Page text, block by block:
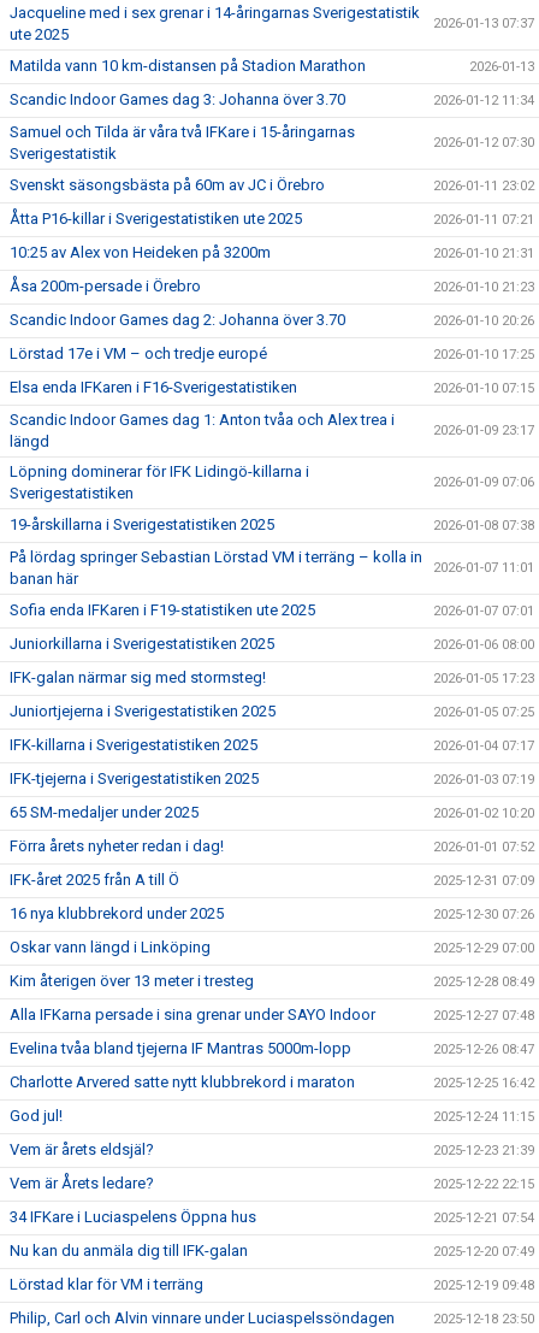
Jacqueline med i sex grenar i 14-åringarnas Sverigestatistik
ute 2025
2026-01-13 07:37
Matilda vann 10 km-distansen på Stadion Marathon 2026-01-13
Scandic Indoor Games dag 3: Johanna över 3.70 2026-01-12 11:34
Samuel och Tilda är våra två IFKare i 15-åringarnas
Sverigestatistik
2026-01-12 07:30
Svenskt säsongsbästa på 60m av JC i Örebro 2026-01-11 23:02
Åtta P16-killar i Sverigestatistiken ute 2025 2026-01-11 07:21
10:25 av Alex von Heideken på 3200m 2026-01-10 21:31
Åsa 200m-persade i Örebro 2026-01-10 21:23
Scandic Indoor Games dag 2: Johanna över 3.70 2026-01-10 20:26
Lörstad 17e i VM – och tredje europé 2026-01-10 17:25
Elsa enda IFKaren i F16-Sverigestatistiken 2026-01-10 07:15
Scandic Indoor Games dag 1: Anton tvåa och Alex trea i
längd
2026-01-09 23:17
Löpning dominerar för IFK Lidingö-killarna i
Sverigestatistiken
2026-01-09 07:06
19-årskillarna i Sverigestatistiken 2025 2026-01-08 07:38
På lördag springer Sebastian Lörstad VM i terräng – kolla in
banan här
2026-01-07 11:01
Sofia enda IFKaren i F19-statistiken ute 2025 2026-01-07 07:01
Juniorkillarna i Sverigestatistiken 2025 2026-01-06 08:00
IFK-galan närmar sig med stormsteg! 2026-01-05 17:23
Juniortjejerna i Sverigestatistiken 2025 2026-01-05 07:25
IFK-killarna i Sverigestatistiken 2025 2026-01-04 07:17
IFK-tjejerna i Sverigestatistiken 2025 2026-01-03 07:19
65 SM-medaljer under 2025 2026-01-02 10:20
Förra årets nyheter redan i dag! 2026-01-01 07:52
IFK-året 2025 från A till Ö 2025-12-31 07:09
16 nya klubbrekord under 2025 2025-12-30 07:26
Oskar vann längd i Linköping 2025-12-29 07:00
Kim återigen över 13 meter i tresteg 2025-12-28 08:49
Alla IFKarna persade i sina grenar under SAYO Indoor 2025-12-27 07:48
Evelina tvåa bland tjejerna IF Mantras 5000m-lopp 2025-12-26 08:47
Charlotte Arvered satte nytt klubbrekord i maraton 2025-12-25 16:42
God jul! 2025-12-24 11:15
Vem är årets eldsjäl? 2025-12-23 21:39
Vem är Årets ledare? 2025-12-22 22:15
34 IFKare i Luciaspelens Öppna hus 2025-12-21 07:54
Nu kan du anmäla dig till IFK-galan 2025-12-20 07:49
Lörstad klar för VM i terräng 2025-12-19 09:48
Philip, Carl och Alvin vinnare under Luciaspelssöndagen 2025-12-18 23:50